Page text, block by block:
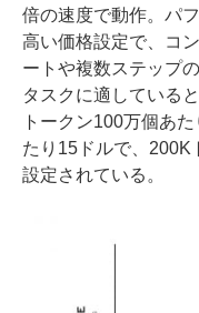
倍の速度で動作。パ
高い価格設定で、コ
ートや複数ステップ
タスクに適している
トークン100万個あ
たり15ドルで、200K
設定されている。